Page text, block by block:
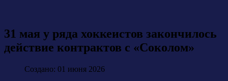
31 мая у ряда хоккеистов закончилось
действие контрактов с «Соколом»
Создано: 01 июня 2026